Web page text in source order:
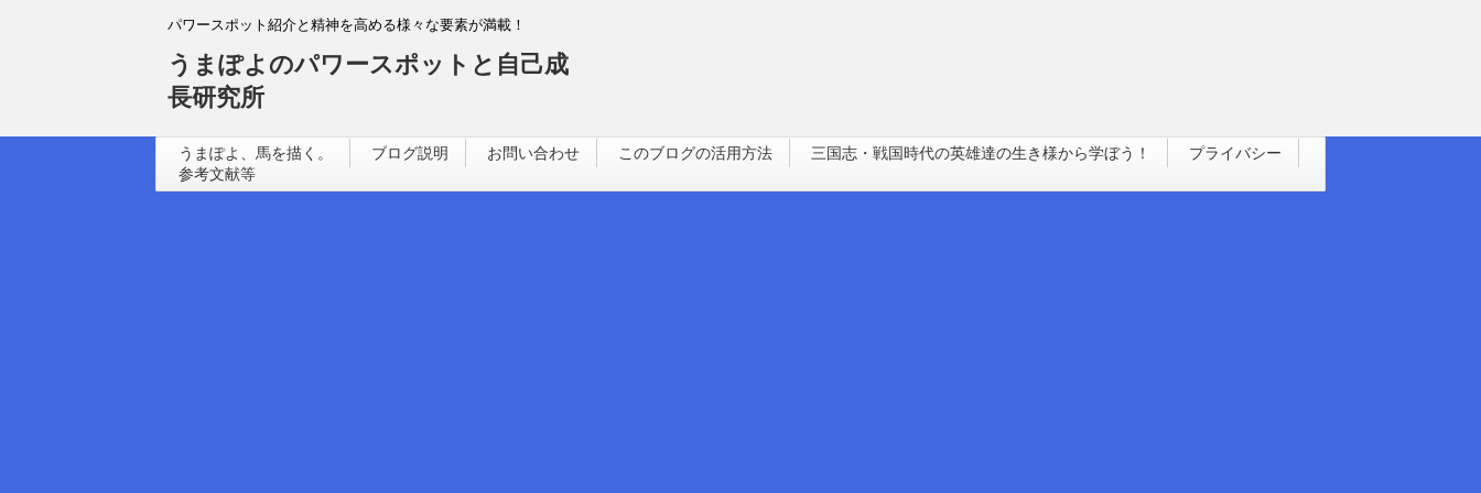
パワースポット紹介と精神を高める様々な要素が満載！
うまぽよのパワースポットと自己成
長研究所
うまぽよ、馬を描く。 ブログ説明 お問い合わせ このブログの活用方法 三国志・戦国時代の英雄達の生き様から学ぼう！
プライバシー
参考文献等